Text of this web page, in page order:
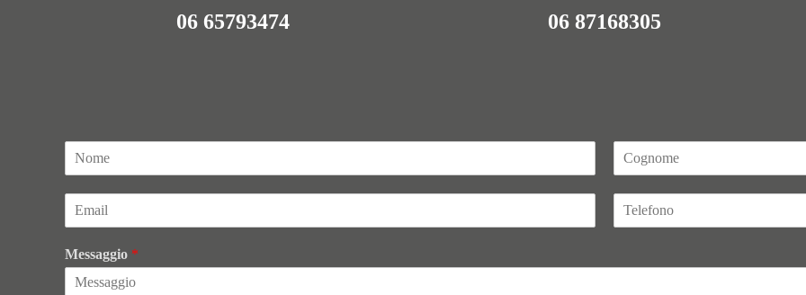
06 65793474 06 87168305
m
i
l
f
Messaggio *